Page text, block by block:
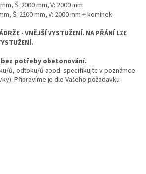
Š: 2000 mm, V: 2000 mm
Š: 2200 mm, V: 2000 mm + komínek
- VNĚJŠÍ VYSTUŽENÍ. NA PŘÁNÍ LZE
potřeby obetonování.
ů, odtoku/ů apod. specifikujte v poznámce
Připravíme je dle Vašeho požadavku